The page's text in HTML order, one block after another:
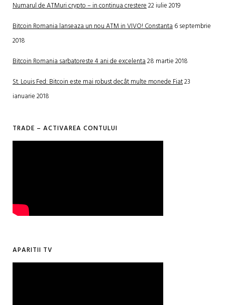
Numarul de ATMuri crypto – in continua crestere22 iulie 2019
Bitcoin Romania lanseaza un nou ATM in VIVO! Constanta6 septembrie
2018
Bitcoin Romania sarbatoreste 4 ani de excelenta28 martie 2018
St. Louis Fed: Bitcoin este mai robust decât multe monede Fiat23
ianuarie 2018
TRADE – ACTIVAREA CONTULUI
APARITII TV